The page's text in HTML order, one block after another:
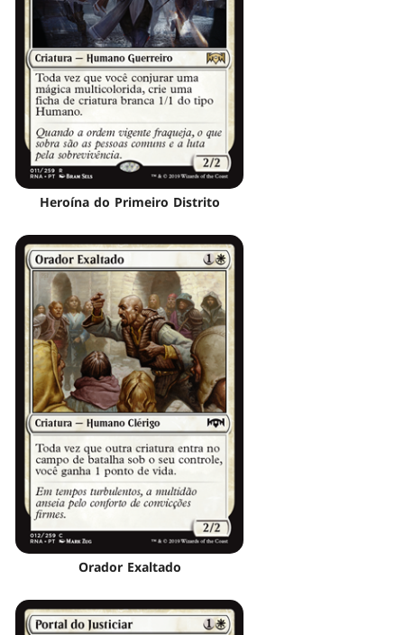
Heroína do Primeiro Distrito
Orador Exaltado